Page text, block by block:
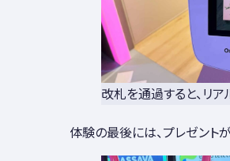
改札を通過すると、リ
体験の最後には、プレゼント